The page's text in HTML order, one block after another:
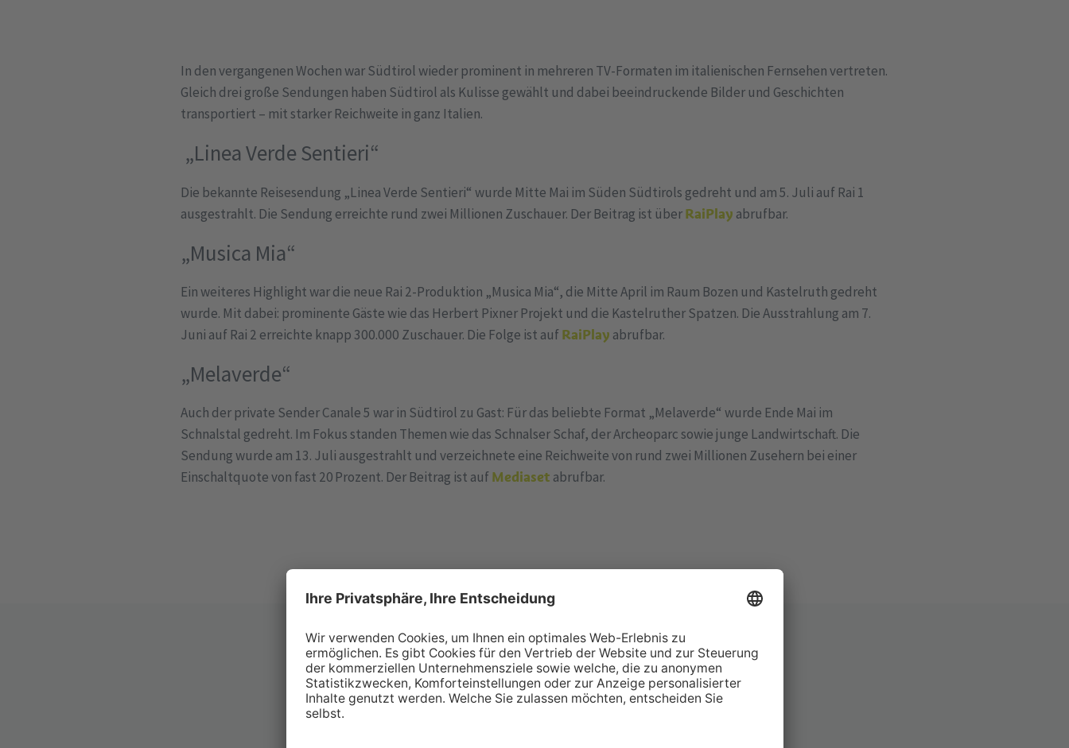
In den vergangenen Wochen war Südtirol wieder prominent in mehreren TV-Formaten im italienischen Fernsehen vertreten.
Gleich drei große Sendungen haben Südtirol als Kulisse gewählt und dabei beeindruckende Bilder und Geschichten
transportiert – mit starker Reichweite in ganz Italien.
„Linea Verde Sentieri“
Die bekannte Reisesendung „Linea Verde Sentieri“ wurde Mitte Mai im Süden Südtirols gedreht und am 5. Juli auf Rai 1
ausgestrahlt. Die Sendung erreichte rund zwei Millionen Zuschauer. Der Beitrag ist überRaiPlay abrufbar.
„Musica Mia“
Ein weiteres Highlight war die neue Rai 2-Produktion „Musica Mia“, die Mitte April im Raum Bozen und Kastelruth gedreht
wurde. Mit dabei: prominente Gäste wie das Herbert Pixner Projekt und die Kastelruther Spatzen. Die Ausstrahlung am 7.
Juni auf Rai 2 erreichte knapp 300.000 Zuschauer. Die Folge ist aufRaiPlay abrufbar.
„Melaverde“
Auch der private Sender Canale 5 war in Südtirol zu Gast: Für das beliebte Format „Melaverde“ wurde Ende Mai im
Schnalstal gedreht. Im Fokus standen Themen wie das Schnalser Schaf, der Archeoparc sowie junge Landwirtschaft. Die
Sendung wurde am 13. Juli ausgestrahlt und verzeichnete eine Reichweite von rund zwei Millionen Zusehern bei einer
Einschaltquote von fast 20 Prozent. Der Beitrag ist aufMediaset abrufbar.
Immer gut informiert